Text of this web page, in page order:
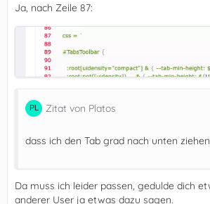
Ja, nach Zeile 87:
Zitat von Platos
dass ich den Tab grad nach unten
Da muss ich leider passen, gedulde dich
anderer User ja etwas dazu sagen.